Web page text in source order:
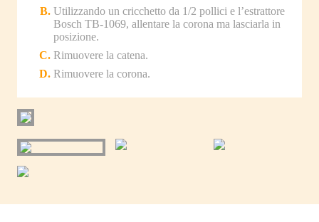
Utilizzando un cricchetto da 1/2 pollici e l’estrattore
Bosch TB-1069, allentare la corona ma lasciarla in
posizione.
Rimuovere la catena.
Rimuovere la corona.